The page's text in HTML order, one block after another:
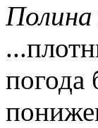
Полина
погода